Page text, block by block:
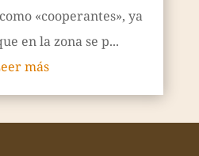
«cooperantes», ya
en la zona se p...
más